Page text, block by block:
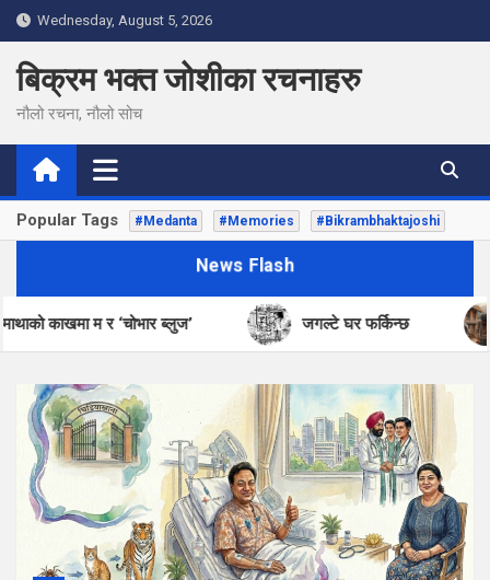
Skip
to
content
Wednesday, August 5, 2026
बिक्रम भक्त जोशीका रचनाहरु
नौलो रचना, नौलो सोच
Popular Tags #Medanta #Memories #Bikrambhaktajoshi
News Flash
म र ‘चोभार ब्लुज’ जगल्टे घर फर्किन्छ